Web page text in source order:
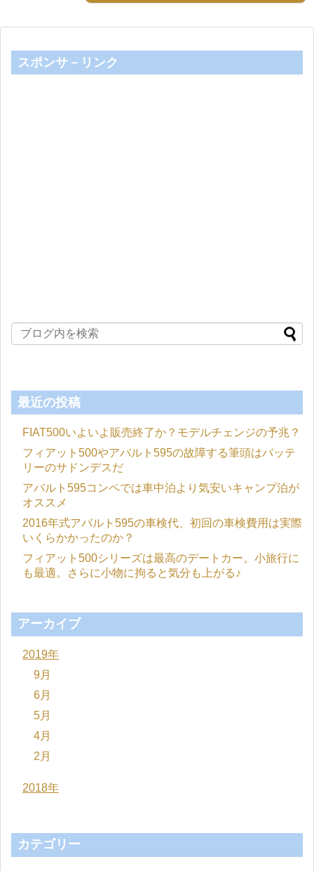
スポンサ－リンク
最近の投稿
FIAT500いよいよ販売終了か？モデルチェンジの予兆？
フィアット500やアバルト595の故障する筆頭はバッテ
リーのサドンデスだ
アバルト595コンペでは車中泊より気安いキャンプ泊が
オススメ
2016年式アバルト595の車検代、初回の車検費用は実際
いくらかかったのか？
フィアット500シリーズは最高のデートカー。小旅行に
も最適。さらに小物に拘ると気分も上がる♪
アーカイブ
2019年
9月
6月
5月
4月
2月
2018年
カテゴリー